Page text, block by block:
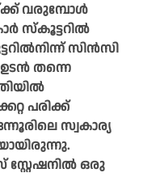
വരുമ്പോള്‍
സ്‌കൂട്ടറില്‍
സിന്‍സി
തന്നെ
പരിക്ക്
സ്വകാര്യ
സ്റ്റേഷനില്‍ ഒരു